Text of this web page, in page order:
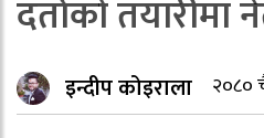
दर्ताको तयारीमा
इन्दीप कोइराला २०८०